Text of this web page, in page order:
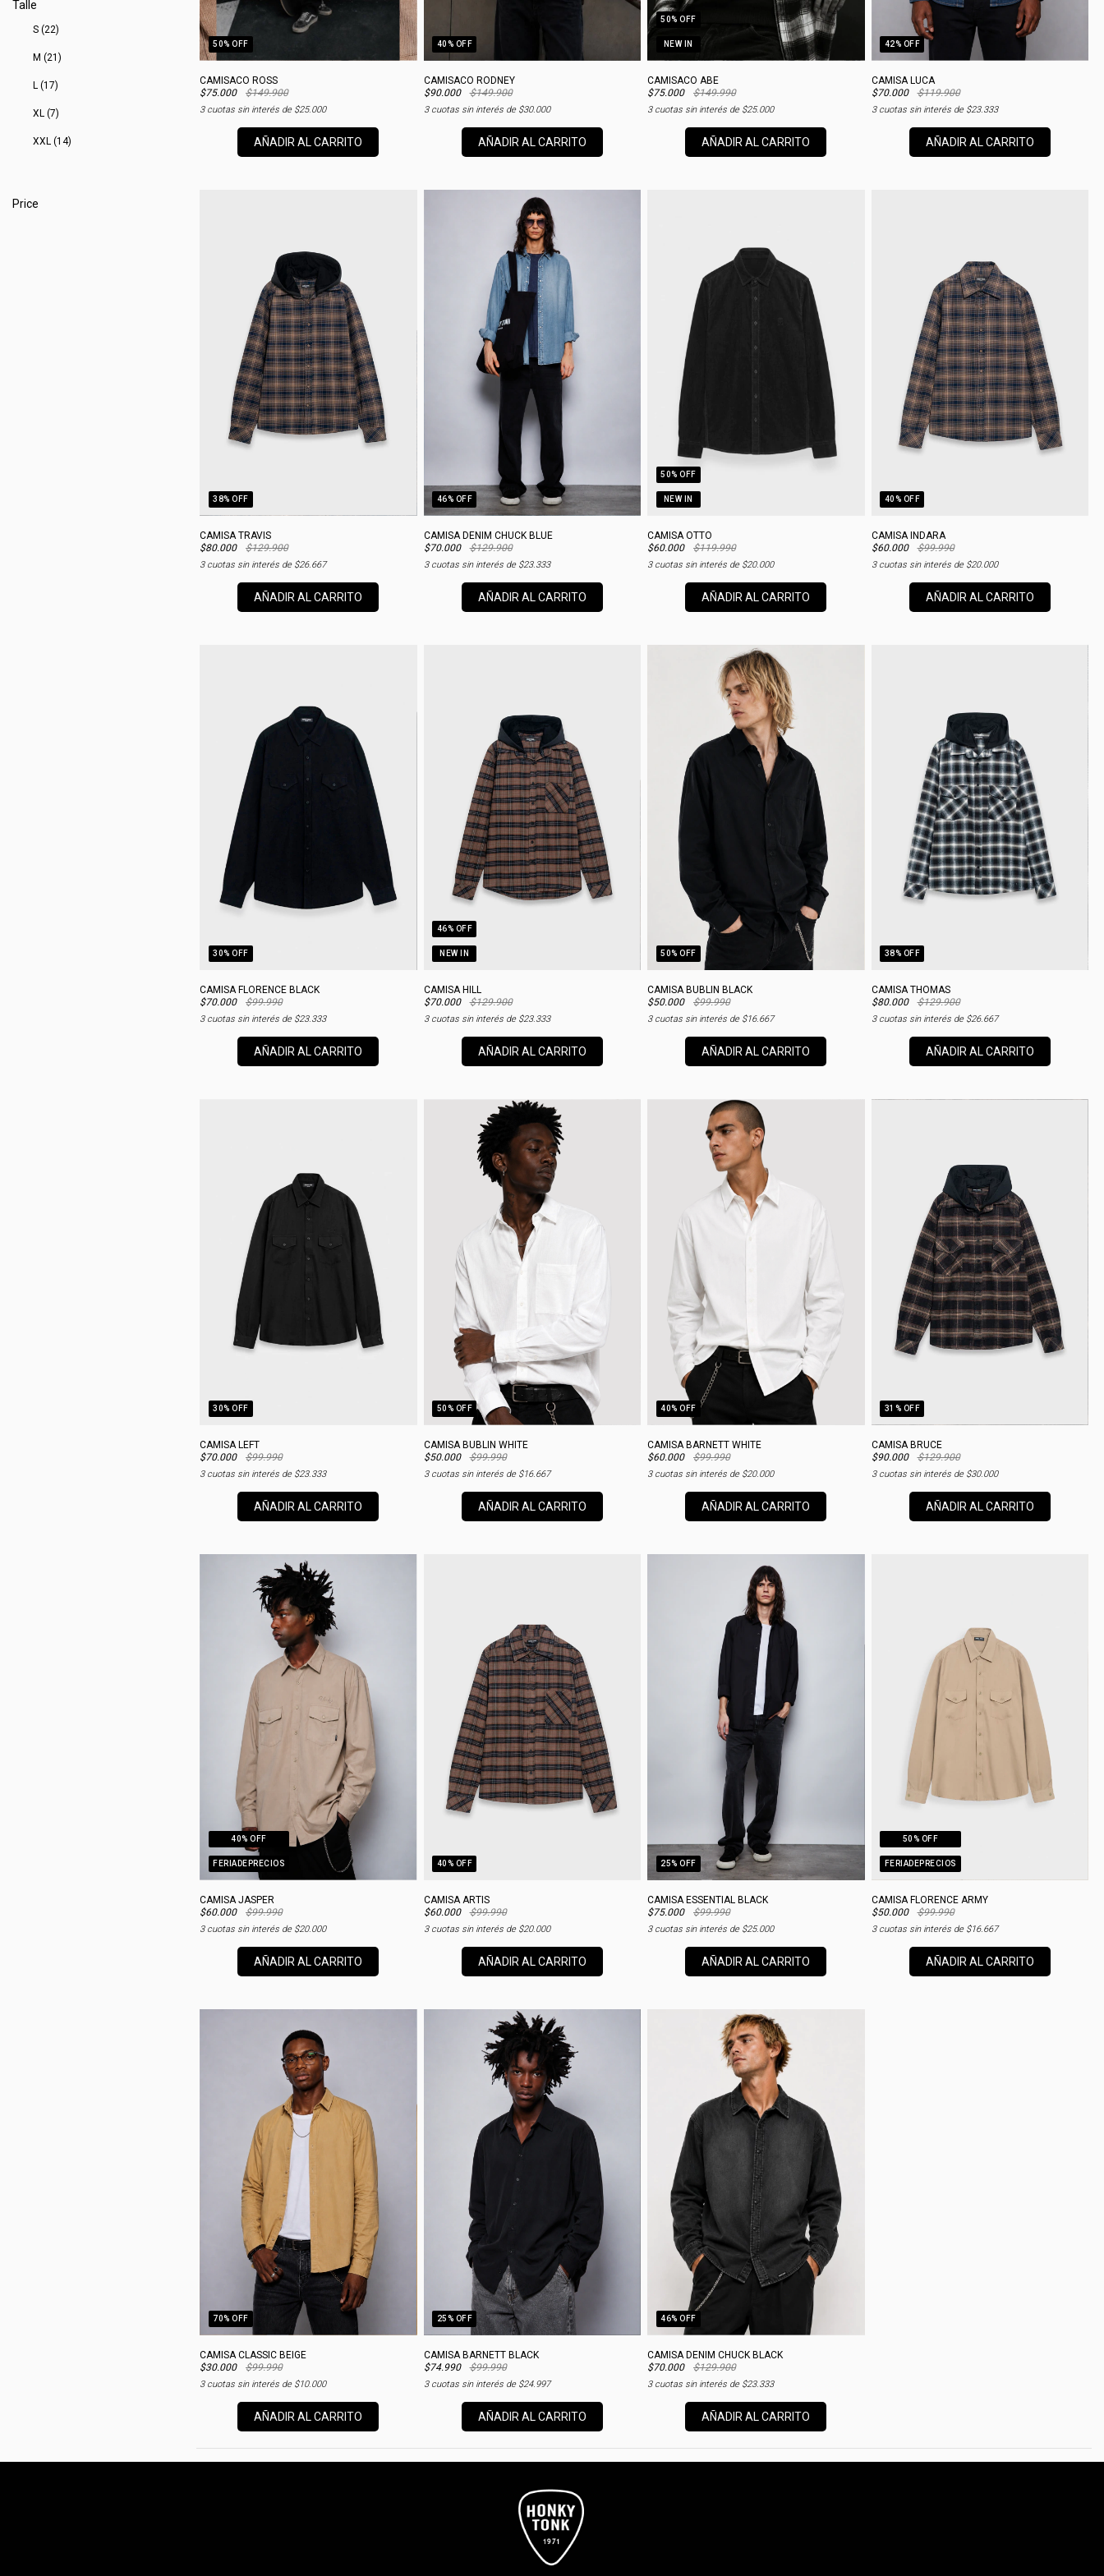
Talle
S (22)
M (21)
L (17)
XL (7)
XXL (14)
Price
50% OFF
CAMISACO ROSS
$75.000
$149.900
3cuotas sin interés de $25.000
AÑADIR AL CARRITO
40% OFF
CAMISACO RODNEY
$90.000
$149.900
3cuotas sin interés de $30.000
AÑADIR AL CARRITO
50% OFF
NEW IN
CAMISACO ABE
$75.000
$149.990
3cuotas sin interés de $25.000
AÑADIR AL CARRITO
42% OFF
CAMISA LUCA
$70.000
$119.900
3cuotas sin interés de $23.333
AÑADIR AL CARRITO
38% OFF
CAMISA TRAVIS
$80.000
$129.900
3cuotas sin interés de $26.667
AÑADIR AL CARRITO
46% OFF
CAMISA DENIM CHUCK BLUE
$70.000
$129.900
3cuotas sin interés de $23.333
AÑADIR AL CARRITO
50% OFF
NEW IN
CAMISA OTTO
$60.000
$119.990
3cuotas sin interés de $20.000
AÑADIR AL CARRITO
40% OFF
CAMISA INDARA
$60.000
$99.990
3cuotas sin interés de $20.000
AÑADIR AL CARRITO
30% OFF
CAMISA FLORENCE BLACK
$70.000
$99.990
3cuotas sin interés de $23.333
AÑADIR AL CARRITO
46% OFF
NEW IN
CAMISA HILL
$70.000
$129.900
3cuotas sin interés de $23.333
AÑADIR AL CARRITO
50% OFF
CAMISA BUBLIN BLACK
$50.000
$99.990
3cuotas sin interés de $16.667
AÑADIR AL CARRITO
38% OFF
CAMISA THOMAS
$80.000
$129.900
3cuotas sin interés de $26.667
AÑADIR AL CARRITO
30% OFF
CAMISA LEFT
$70.000
$99.990
3cuotas sin interés de $23.333
AÑADIR AL CARRITO
50% OFF
CAMISA BUBLIN WHITE
$50.000
$99.990
3cuotas sin interés de $16.667
AÑADIR AL CARRITO
40% OFF
CAMISA BARNETT WHITE
$60.000
$99.990
3cuotas sin interés de $20.000
AÑADIR AL CARRITO
31 % OFF
CAMISA BRUCE
$90.000
$129.900
3cuotas sin interés de $30.000
AÑADIR AL CARRITO
40% OFF
FERIADEPRECIOS
CAMISA JASPER
$60.000
$99.990
3cuotas sin interés de $20.000
AÑADIR AL CARRITO
40% OFF
CAMISA ARTIS
$60.000
$99.990
3cuotas sin interés de $20.000
AÑADIR AL CARRITO
25% OFF
CAMISA ESSENTIAL BLACK
$75.000
$99.990
3cuotas sin interés de $25.000
AÑADIR AL CARRITO
50% OFF
FERIADEPRECIOS
CAMISA FLORENCE ARMY
$50.000
$99.990
3cuotas sin interés de $16.667
AÑADIR AL CARRITO
70% OFF
CAMISA CLASSIC BEIGE
$30.000
$99.990
3cuotas sin interés de $10.000
AÑADIR AL CARRITO
25% OFF
CAMISA BARNETT BLACK
$74.990
$99.990
3cuotas sin interés de $24.997
AÑADIR AL CARRITO
46% OFF
CAMISA DENIM CHUCK BLACK
$70.000
$129.900
3cuotas sin interés de $23.333
AÑADIR AL CARRITO